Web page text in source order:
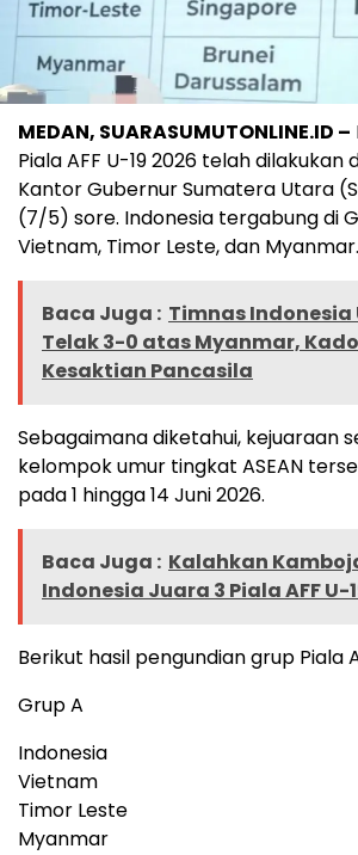
MEDAN, SUARASUMUTONLINE.ID –
Piala AFF U-19 2026 telah dilakukan
Kantor Gubernur Sumatera Utara
(7/5) sore. Indonesia tergabung di
Vietnam, Timor Leste, dan Myanmar.
Baca Juga : Timnas Indonesia
Telak 3-0 atas Myanmar,
Kesaktian Pancasila
Sebagaimana diketahui, kejuaraan
kelompok umur tingkat ASEAN
pada 1 hingga 14 Juni 2026.
Baca Juga : Kalahkan
Indonesia Juara 3 Piala AFF U-
Berikut hasil pengundian grup Piala
Grup A
Indonesia
Vietnam
Timor Leste
Myanmar